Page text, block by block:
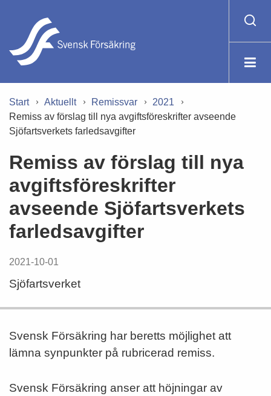
Start Aktuellt Remissvar
2021
Remiss av förslag till nya avgiftsföreskrifter avseende
Sjöfartsverkets farledsavgifter
Remiss av förslag till nya
avgiftsföreskrifter
avseende Sjöfartsverkets
farledsavgifter
2021-10-01
Sjöfartsverket
Svensk Försäkring har beretts möjlighet att
lämna synpunkter på rubricerad remiss.
Svensk Försäkring anser att höjningar av